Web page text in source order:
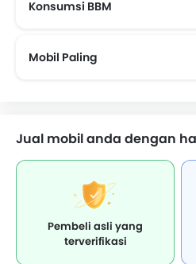
Konsumsi BBM
Mobil Paling
Jual mobil anda dengan
Pembeli asli yang
terverifikasi